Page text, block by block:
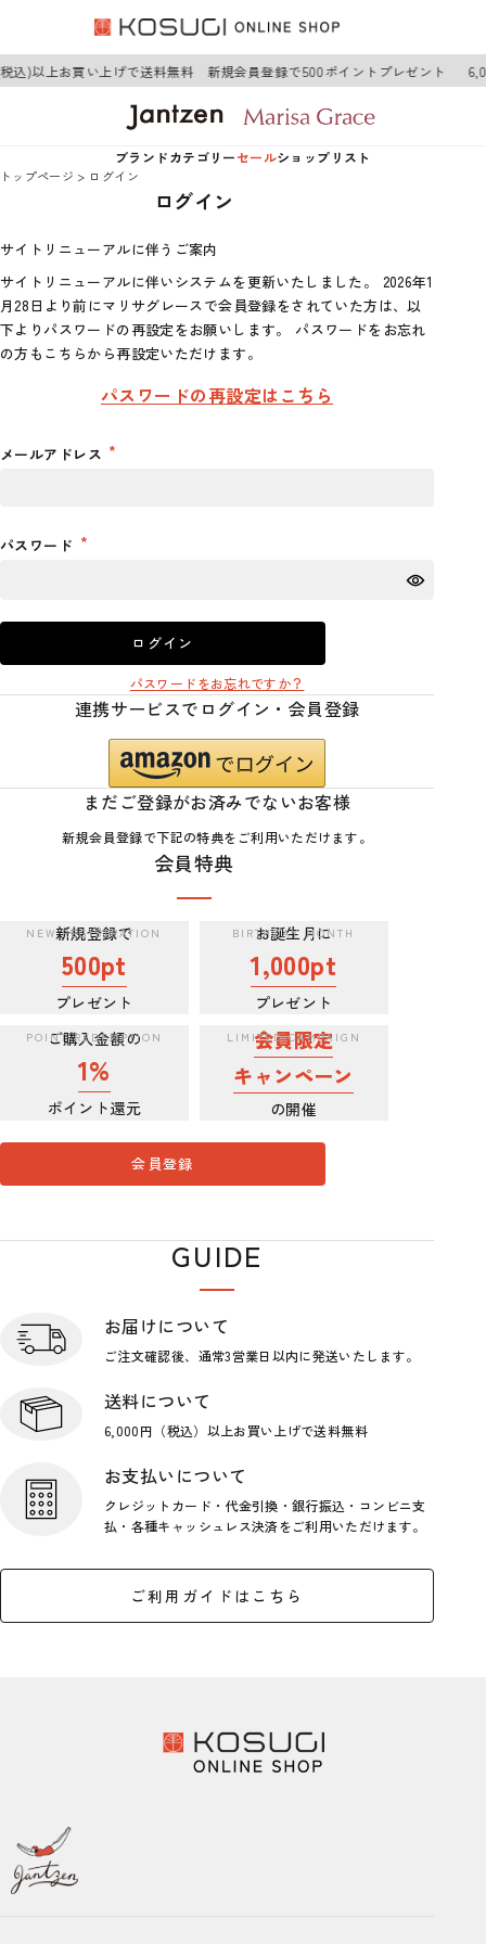
込)以上お買い上げで送料無料 新規会員登録で500ポイントプレゼント
ブランドカテゴリー
ワンピース
セールショップリスト
トップページ ログイン
ログイン
サイトリニューアルに伴うご案内
サイトリニューアルに伴いシステムを更新いたしました。 2026年1
月28日より前にマリサグレースで会員登録をされていた方は、以
下よりパスワードの再設定をお願いします。 パスワードをお忘れ
の方もこちらから再設定いただけます。
パスワードの再設定はこちら
メールアドレス
パスワード
ログイン
パスワードをお忘れですか？
連携サービスでログイン・会員登録
まだご登録がお済みでないお客様
新規会員登録で下記の特典をご利用いただけます。
会員特典
新規登録で
500pt
プレゼント
お誕生月に
1,000pt
プレゼント
ご購入金額の
1%
ポイント還元
会員限定
キャンペーン
の開催
会員登録
GUIDE
お届けについて
ご注文確認後、通常3営業日以内に発送いたします。
送料について
6,000円（税込）以上お買い上げで送料無料
お支払いについて
クレジットカード・代金引換・銀行振込・コンビニ支
払・各種キャッシュレス決済をご利用いただけます。
ご利用ガイドはこちら